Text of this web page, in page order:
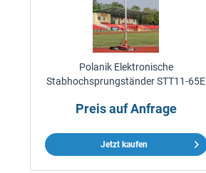
Polanik Elektronische
Stabhochsprungständer STT11-65E
Preis auf Anfrage
Jetzt kaufen